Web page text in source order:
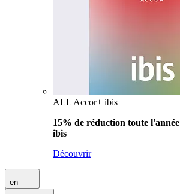
ALL Accor+ ibis
15% de réduction toute l'année
ibis
Découvrir
en